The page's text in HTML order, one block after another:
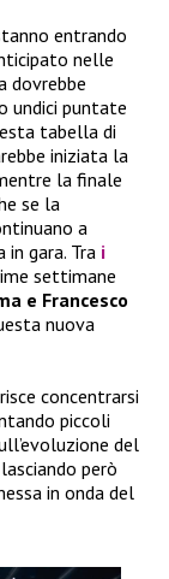
entrando
nelle
dovrebbe
undici puntate
tabella di
iniziata la
la finale
se la
a
gara. Tra i
settimane
e Francesco
nuova
concentrarsi
piccoli
del
però
in onda del